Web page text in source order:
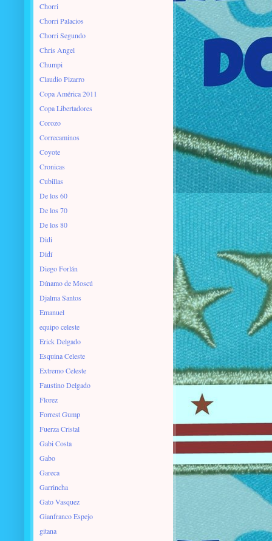
Chorri
Chorri Palacios
Chorri Segundo
Chris Angel
Chumpi
Claudio Pizarro
Copa América 2011
Copa Libertadores
Corozo
Correcaminos
Coyote
Cronicas
Cubillas
De los 60
De los 70
De los 80
Didi
Didí
Diego Forlán
Dínamo de Moscú
Djalma Santos
Emanuel
equipo celeste
Erick Delgado
Esquina Celeste
Extremo Celeste
Faustino Delgado
Florez
Forrest Gump
Fuerza Cristal
Gabi Costa
Gabo
Gareca
Garrincha
Gato Vasquez
Gianfranco Espejo
gitana